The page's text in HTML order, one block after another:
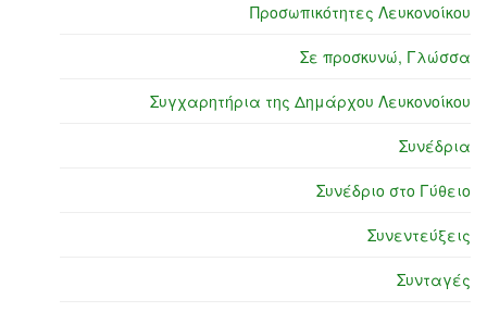
Προσωπικότητες Λευκονοίκου
Σε προσκυνώ, Γλώσσα
Συγχαρητήρια της Δημάρχου Λευκονοίκου
Συνέδρια
Συνέδριο στο Γύθειο
Συνεντεύξεις
Συνταγές